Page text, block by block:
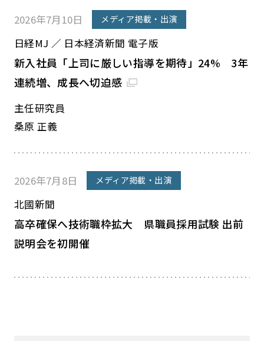
2026年7月10日 メディア掲載・出演
日経MJ ／ 日本経済新聞 電子版
新入社員「上司に厳しい指導を期待」24% 3年
連続増、成長へ切迫感
主任研究員
桑原 正義
2026年7月8日 メディア掲載・出演
北國新聞
高卒確保へ技術職枠拡大 県職員採用試験 出前
説明会を初開催